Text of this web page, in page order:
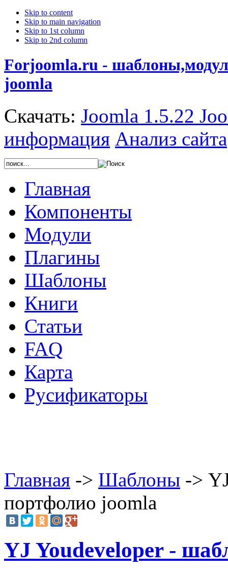
Skip to content
Skip to main navigation
Skip to 1st column
Skip to 2nd column
Forjoomla.ru -
joomla
Скачать: Joomla 1.5.22
информация Анализ сайта
Главная
Компоненты
Модули
Плагины
Шаблоны
Книги
Статьи
FAQ
Карта
Русификаторы
Главная -> Шаблоны ->
портфолио joomla
YJ Youdeveloper -